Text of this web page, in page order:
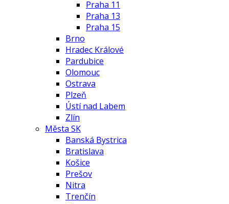
Praha 11
Praha 13
Praha 15
Brno
Hradec Králové
Pardubice
Olomouc
Ostrava
Plzeň
Ústí nad Labem
Zlín
Města SK
Banská Bystrica
Bratislava
Košice
Prešov
Nitra
Trenčín